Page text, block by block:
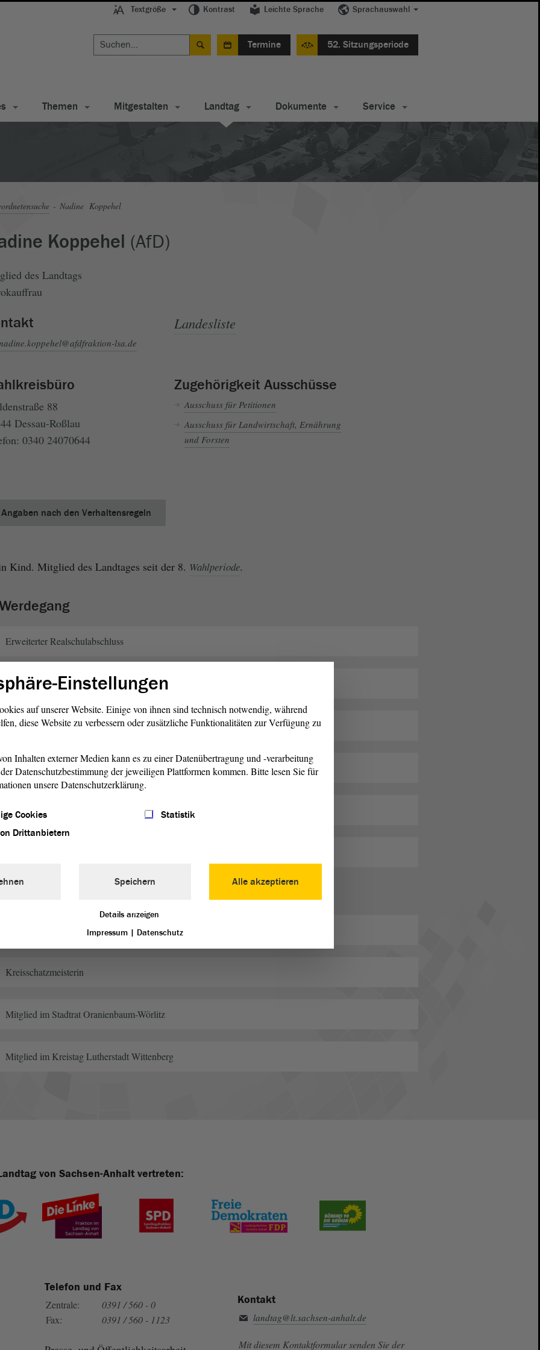
Textgröße Kontrast Leichte Sprache Sprachauswahl
Termine 52. Sitzungsperiode
Themen Mitgestalten Landtag Dokumente Service
Nadine Koppehel
Koppehel (AfD)
des Landtags
lsa.de
Landesliste
88
Dessau-Roßlau
0340 24070644
Zugehörigkeit Ausschüsse
Ausschuss für Petitionen
Ausschuss für Landwirtschaft, Ernährung
und Forsten
Angaben nach den Verhaltensregeln
Kind. Mitglied des Landtages seit der 8. Wahlperiode.
Erweiterter Realschulabschluss
Bürokauffrau
Selbständig
Finanzbuchhalterin/Bürokauffrau
Restaurantleiterin
Funktionen
Kreisschatzmeisterin
Mitglied im Stadtrat Oranienbaum-Wörlitz
Mitglied im Kreistag Lutherstadt Wittenberg
von Sachsen-Anhalt vertreten:
Telefon und Fax
Zentrale:
0391 / 560 - 0
Fax:
0391 / 560 - 1123
Kontakt
landtag@lt.sachsen-anhalt.de
Mit diesem Kontaktformular senden Sie der
Einstellungen
auf unserer Website. Einige von ihnen sind technisch notwendig, während
diese Website zu verbessern oder zusätzliche Funktionalitäten zur Verfügung zu
Inhalten externer Medien kann es zu einer Datenübertragung und -verarbeitung
Datenschutzbestimmung der jeweiligen Plattformen kommen. Bitte lesen Sie für
unsere Datenschutzerklärung.
Cookies
Statistik
Drittanbietern
Alle akzeptieren
Speichern
Details anzeigen
Impressum | Datenschutz